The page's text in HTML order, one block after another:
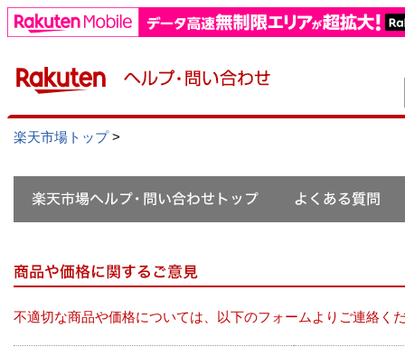
楽天市場トップ>
不適切な商品や価格については、以下のフォームよりご連絡く